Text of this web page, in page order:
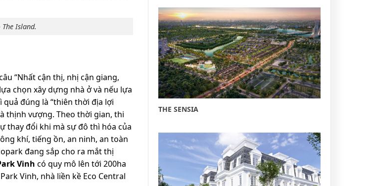
Island.
“Nhất cận thị, nhị cận giang,
chọn xây dựng nhà ở và nếu lựa
đúng là “thiên thời địa lợi
thịnh vượng. Theo thời gian, thi
thay đổi khi mà sự đô thì hóa của
khí, tiếng ồn, an ninh, an toàn
đang sắp cho ra mắt thị
Vinh có quy mô lên tới 200ha
Vinh, nhà liền kề Eco Central
THE SENSIA